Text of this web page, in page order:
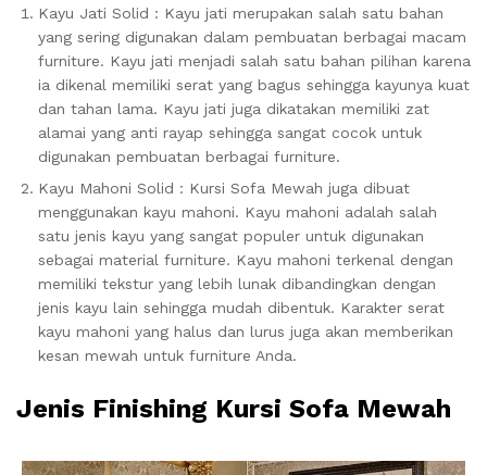
Kayu Jati Solid : Kayu jati merupakan salah satu bahan
yang sering digunakan dalam pembuatan berbagai macam
furniture. Kayu jati menjadi salah satu bahan pilihan karena
ia dikenal memiliki serat yang bagus sehingga kayunya kuat
dan tahan lama. Kayu jati juga dikatakan memiliki zat
alamai yang anti rayap sehingga sangat cocok untuk
digunakan pembuatan berbagai furniture.
Kayu Mahoni Solid : Kursi Sofa Mewah juga dibuat
menggunakan kayu mahoni. Kayu mahoni adalah salah
satu jenis kayu yang sangat populer untuk digunakan
sebagai material furniture. Kayu mahoni terkenal dengan
memiliki tekstur yang lebih lunak dibandingkan dengan
jenis kayu lain sehingga mudah dibentuk. Karakter serat
kayu mahoni yang halus dan lurus juga akan memberikan
kesan mewah untuk furniture Anda.
Jenis Finishing Kursi Sofa Mewah